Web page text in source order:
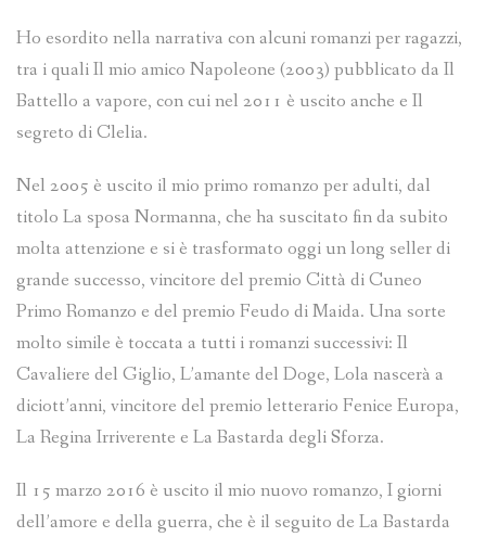
Ho esordito nella narrativa con alcuni romanzi per ragazzi,
tra i quali Il mio amico Napoleone (2003) pubblicato da Il
Battello a vapore, con cui nel 2011 è uscito anche e Il
segreto di Clelia.
Nel 2005 è uscito il mio primo romanzo per adulti, dal
titolo La sposa Normanna, che ha suscitato fin da subito
molta attenzione e si è trasformato oggi un long seller di
grande successo, vincitore del premio Città di Cuneo
Primo Romanzo e del premio Feudo di Maida. Una sorte
molto simile è toccata a tutti i romanzi successivi: Il
Cavaliere del Giglio, L’amante del Doge, Lola nascerà a
diciott’anni, vincitore del premio letterario Fenice Europa,
La Regina Irriverente e La Bastarda degli Sforza.
Il 15 marzo 2016 è uscito il mio nuovo romanzo, I giorni
dell’amore e della guerra, che è il seguito de La Bastarda